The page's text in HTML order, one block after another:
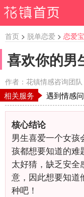
首页 > 脱单恋爱 > 恋爱
喜欢你的男
作者：花镇情感咨询团队
相关服务 遇到情感
核心结论
男生喜爱一个女
孩都想要知道的难
太好猜，缺乏安全
意，因此想要知道
种吧！